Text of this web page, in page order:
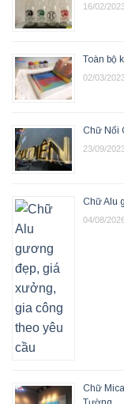
16/02/
Toàn bộ
02/03/
Chữ Nổi
23/09/
Chữ Alu
04/08/
Chữ